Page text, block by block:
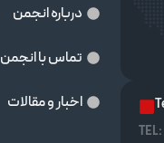
TEL :
درباره انجمن
تماس با انجمن
اخبار و مقالات